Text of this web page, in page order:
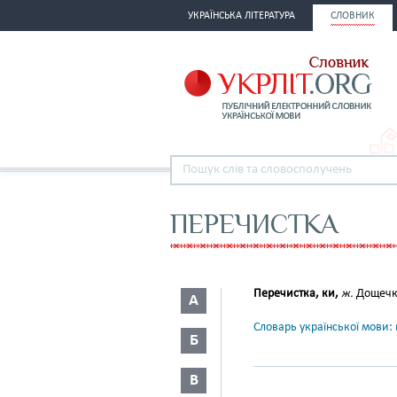
УКРАЇНСЬКА ЛІТЕРАТУРА СЛОВНИК
ПЕРЕЧИСТКА
А
Б
В
Перечистка, ки, ж.
Словарь української